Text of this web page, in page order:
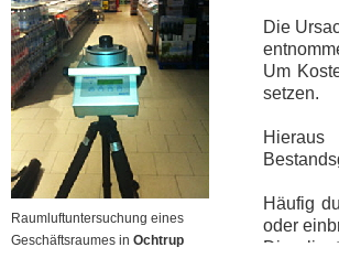
Die
Um
setzen.
Hieraus
Häufig
oder
Dies
Raumluftuntersuchung eines
Geschäftsraumes in Ochtrup